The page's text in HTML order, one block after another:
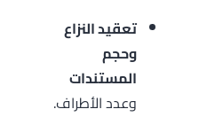
تعقيد النزاع
وحجم
المستندات
وعدد الأطراف.